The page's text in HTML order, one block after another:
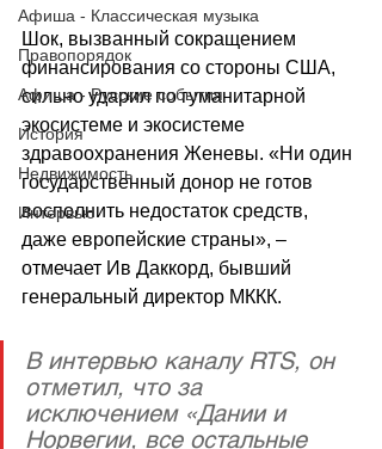
Афиша - Классическая музыка
Правопорядок
Афиша - Русские события
История
Недвижимость
Интервью
Шок, вызванный сокращением
финансирования со стороны США,
сильно ударил по гуманитарной
экосистеме и экосистеме
здравоохранения Женевы. «Ни один
государственный донор не готов
восполнить недостаток средств,
даже европейские страны», –
отмечает Ив Даккорд, бывший
генеральный директор МККК.
В интервью каналу RTS, он
отметил, что за
исключением «Дании и
Норвегии, все остальные